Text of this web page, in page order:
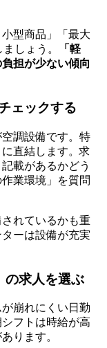
型商品」「最大
しょう。
「軽
担が少ない傾向
ェックする
調設備です。特
直結します。求
載があるかどう
業環境」を質問
れているかも重
ーは設備が充実
の求人を選ぶ
崩れにくい日勤
フトは時給が高
ります。